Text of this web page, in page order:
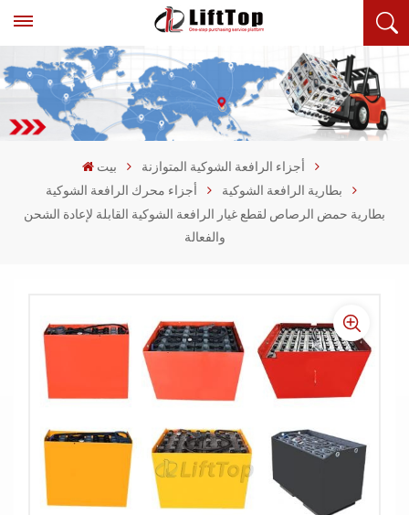
بيت
أجزاء الرافعة الشوكية المتوازنة
أجزاء محرك الرافعة الشوكية
بطارية الرافعة الشوكية
بطارية حمض الرصاص لقطع غيار الرافعة الشوكية القابلة لإعادة الشحن
والفعالة